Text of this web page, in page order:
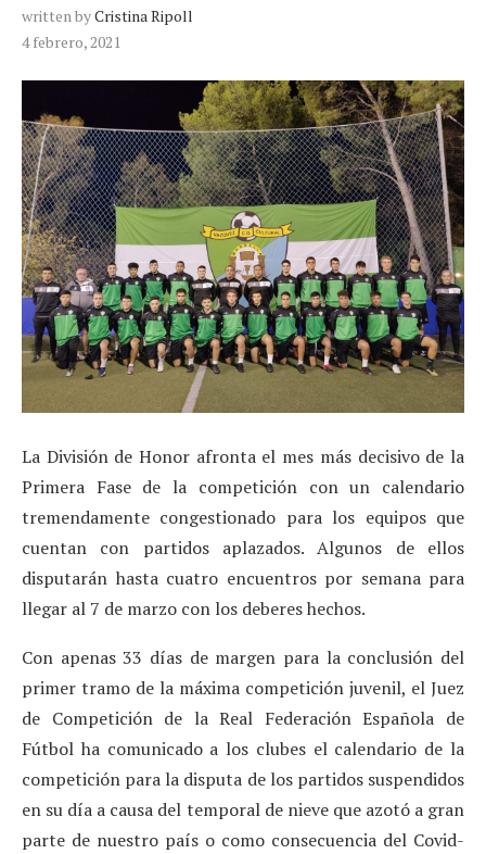
written byCristina Ripoll
4 febrero, 2021
La División de Honor afronta el mes más decisivo de la
Primera Fase de la competición con un calendario
tremendamente congestionado para los equipos que
cuentan con partidos aplazados. Algunos de ellos
disputarán hasta cuatro encuentros por semana para
llegar al 7 de marzo con los deberes hechos.
Con apenas 33 días de margen para la conclusión del
primer tramo de la máxima competición juvenil, el Juez
de Competición de la Real Federación Española de
Fútbol ha comunicado a los clubes el calendario de la
competición para la disputa de los partidos suspendidos
en su día a causa del temporal de nieve que azotó a gran
parte de nuestro país o como consecuencia del Covid-